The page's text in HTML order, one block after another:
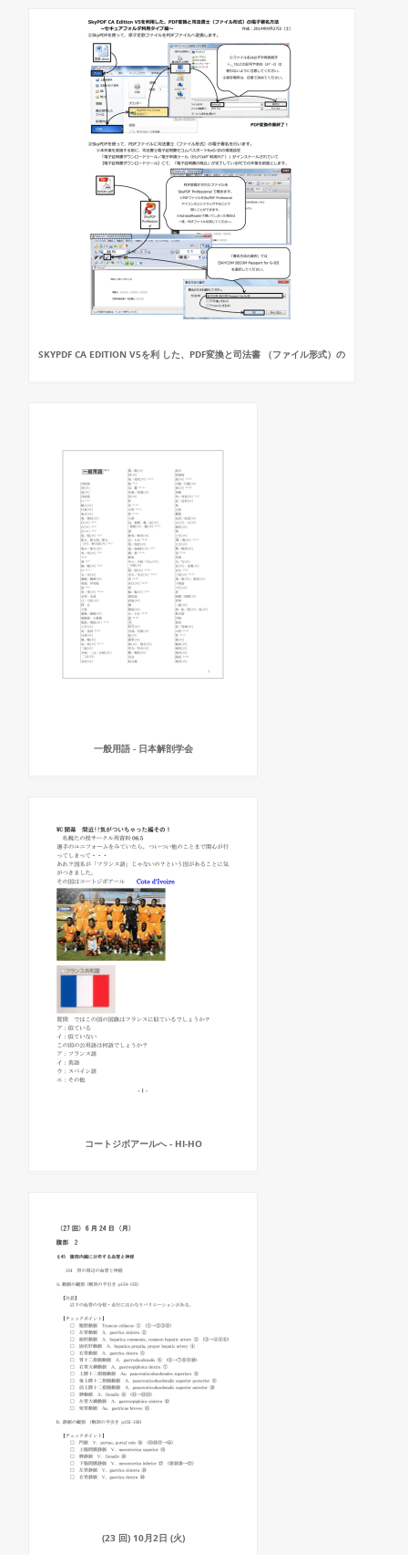
SKYPDF CA EDITION V5を利 した、PDF変換と司法書 （ファイル形式）の
一般用語 - 日本解剖学会
コートジボアールへ - HI-HO
(23 回) 10月2日 (火)